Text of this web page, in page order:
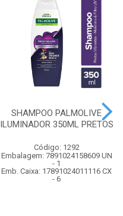
SHAMPOO PALMOLIVE
ILUMINADOR 350ML PRETOS
Código: 1292
Embalagem: 7891024158609 UN
- 1
Emb. Caixa: 17891024011116 CX
- 6